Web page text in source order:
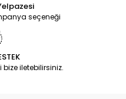
seçeneği
bize iletebilirsiniz.